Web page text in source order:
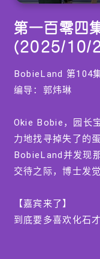
of
0
seconds
第一百零四
(2025/10/
BobieLand 第104
编导：郭炜琳
Okie Bobie，园长
力地找寻掉失了的
BobieLand并发现
交待之际，博士发
【嘉宾来了】
到底要多喜欢化石